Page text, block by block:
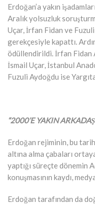
Erdoğan’a yakın
Aralık yolsuzluk
Uçar, İrfan Fidan ve
gerekçesiyle kapattı.
ödüllendirildi. İrfan Fidan
İsmail Uçar, İstanbul
Fuzuli Aydoğdu ise
“2000’E YAKIN
Erdoğan rejiminin, bu
altına alma çabaları ortaya
yaptığı süreçte dönemin
konuşmasının kaydı,
Erdoğan tarafından da